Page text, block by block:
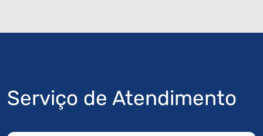
Serviço de Atendimento